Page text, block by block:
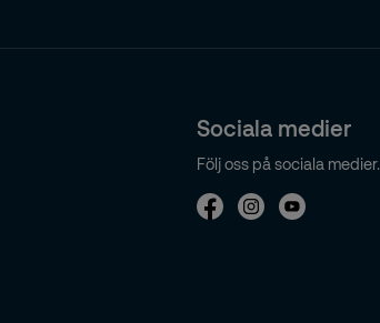
Sociala medier
Följ oss på sociala medier.